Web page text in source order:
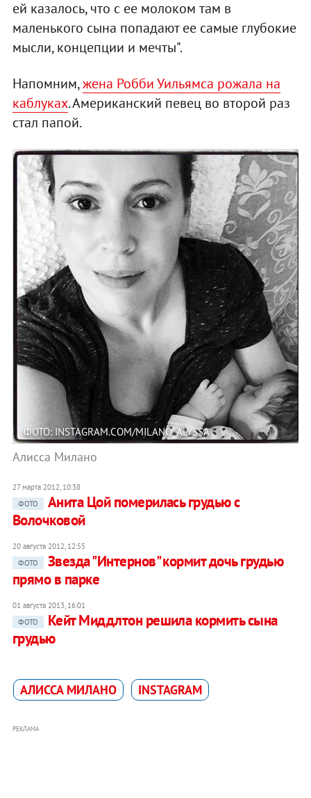
ей казалось, что с ее молоком там в
маленького сына попадают ее самые глубокие
мысли, концепции и мечты".
Напомним,жена Робби Уильямса рожала на
каблуках. Американский певец во второй раз
стал папой.
ФОТО: INSTAGRAM.COM/MILANO_ALYSSA
Алисса Милано
27 марта 2012, 10:38
ФОТО
Анита Цой померилась грудью с
Волочковой
20 августа 2012, 12:55
ФОТО
Звезда "Интернов" кормит дочь грудью
прямо в парке
01 августа 2013, 16:01
ФОТО
Кейт Миддлтон решила кормить сына
грудью
АЛИССА МИЛАНО INSTAGRAM
РЕКЛАМА